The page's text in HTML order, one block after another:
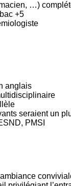
…)
+5
anglais
seraient un
PMSI